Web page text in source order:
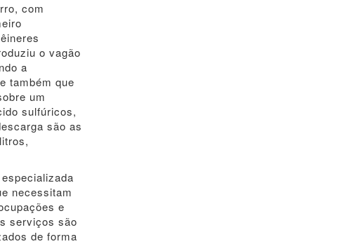
com
o vagão
a
também que
um
sulfúricos,
são as
necessitam
e
serviços são
de forma